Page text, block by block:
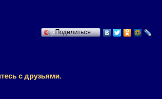
Поделиться…
с друзьями.